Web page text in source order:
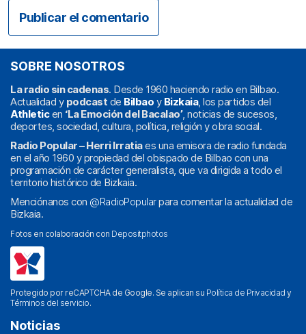
SOBRE NOSOTROS
La radio sin cadenas. Desde 1960 haciendo radio en Bilbao.
Actualidad y podcast de Bilbao y Bizkaia, los partidos del
Athleticen ‘La Emoción del Bacalao’, noticias de sucesos,
deportes, sociedad, cultura, política, religión y obra social.
Radio Popular – Herri Irratiaes una emisora de radio fundada
en el año 1960 y propiedad del obispado de Bilbao con una
programación de carácter generalista, que va dirigida a todo el
territorio histórico de Bizkaia.
Menciónanos con @RadioPopularpara comentar la actualidad de
Bizkaia.
Fotos en colaboración con Depositphotos
Protegido por reCAPTCHA de Google. Se aplican su Política de Privacidad y
Términos del servicio.
Noticias